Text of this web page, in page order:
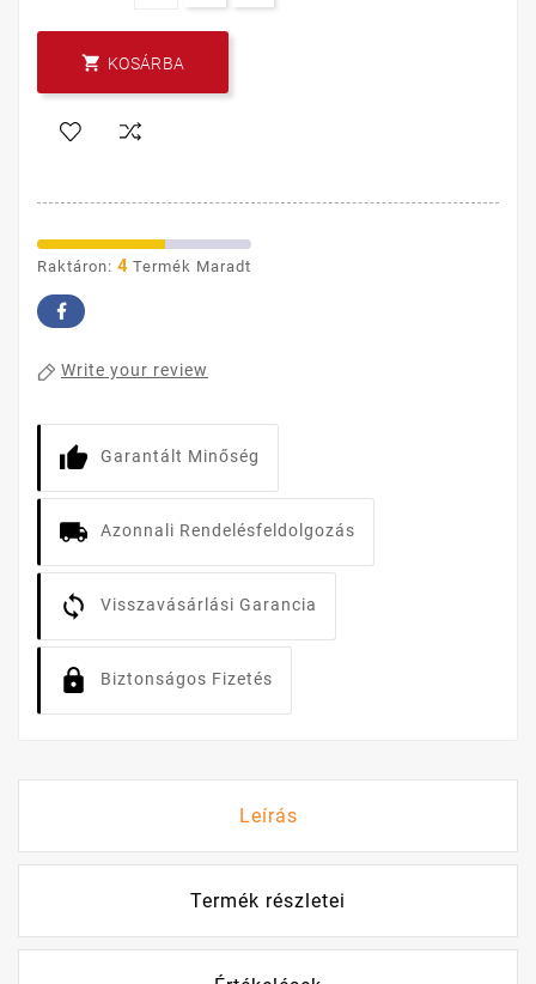
 KOSÁRBA
Raktáron: 4 Termék Maradt
Write your review
Garantált Minőség
Azonnali Rendelésfeldolgozás
Visszavásárlási Garancia
Biztonságos Fizetés
Leírás
Termék részletei